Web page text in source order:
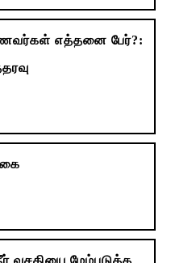
எத்தனை பேர்?:
வசதியை மேம்படுத்த